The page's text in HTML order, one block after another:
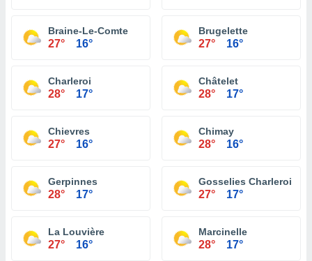
Braine-Le-Comte
27° 16°
Brugelette
27° 16°
Charleroi
28° 17°
Châtelet
28° 17°
Chievres
27° 16°
Chimay
28° 16°
Gerpinnes
28° 17°
Gosselies Charleroi
27° 17°
La Louvière
27° 16°
Marcinelle
28° 17°